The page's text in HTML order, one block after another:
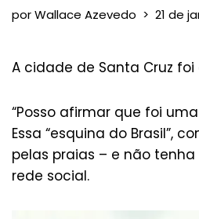
porWallace Azevedo 21 de
A cidade de Santa Cruz
“Posso afirmar que foi
Essa “esquina do Brasil”,
pelas praias – e não
rede social.